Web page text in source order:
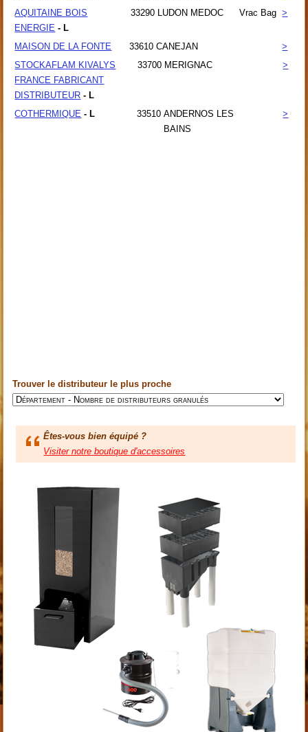
AQUITAINE BOIS
ENERGIE - L
33290 LUDON MEDOC Vrac Bag >
MAISON DE LA FONTE 33610 CANEJAN
>
STOCKAFLAM KIVALYS
FRANCE FABRICANT
DISTRIBUTEUR - L
33700 MERIGNAC >
COTHERMIQUE - L 33510 ANDERNOS LES
BAINS
>
Trouver le distributeur le plus proche
Êtes-vous bien équipé ?
Visiter notre boutique d'accessoires